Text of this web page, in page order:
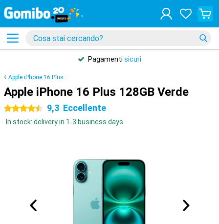
Pagamenti sicuri
Apple iPhone 16 Plus
Apple iPhone 16 Plus 128GB Verde
4.5 stelle 9,3 Eccellente
In stock: delivery in 1-3 business days